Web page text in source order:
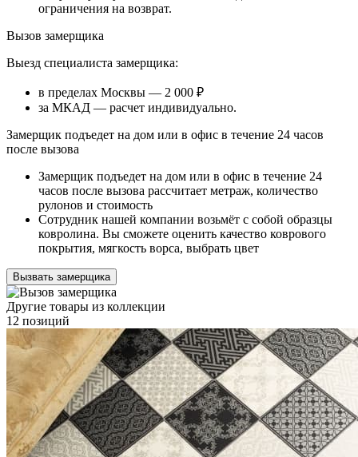
ограничения на возврат.
Вызов замерщика
Выезд специалиста замерщика:
в пределах Москвы — 2 000 ₽
за МКАД — расчет индивидуально.
Замерщик подъедет на дом или в офис в течение 24 часов
после вызова
Замерщик подъедет на дом или в офис в течение 24
часов после вызова рассчитает метраж, количество
рулонов и стоимость
Сотрудник нашей компании возьмёт с собой образцы
ковролина. Вы сможете оценить качество коврового
покрытия, мягкость ворса, выбрать цвет
Вызвать замерщика
Другие товары из коллекции
12 позиций